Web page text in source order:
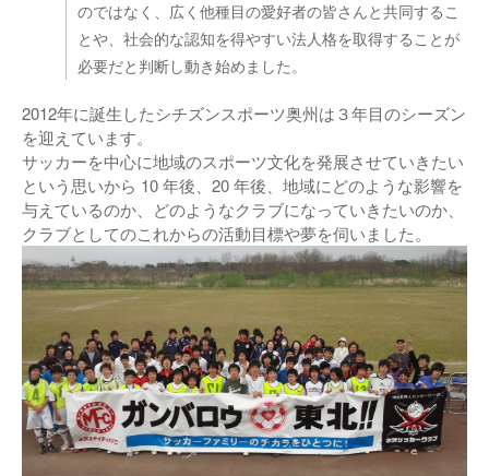
のではなく、広く他種目の愛好者の皆さんと共同するこ
とや、社会的な認知を得やすい法人格を取得することが
必要だと判断し動き始めました。
2012年に誕生したシチズンスポーツ奥州は３年目のシーズン
を迎えています。
サッカーを中心に地域のスポーツ文化を発展させていきたい
という思いから 10 年後、20 年後、地域にどのような影響を
与えているのか、どのようなクラブになっていきたいのか、
クラブとしてのこれからの活動目標や夢を伺いました。